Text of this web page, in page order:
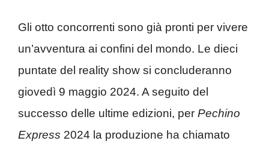
Gli otto concorrenti sono già pronti per vivere
un’avventura ai confini del mondo. Le dieci
puntate del reality show si concluderanno
giovedì 9 maggio 2024. A seguito del
successo delle ultime edizioni, per Pechino
Express 2024 la produzione ha chiamato